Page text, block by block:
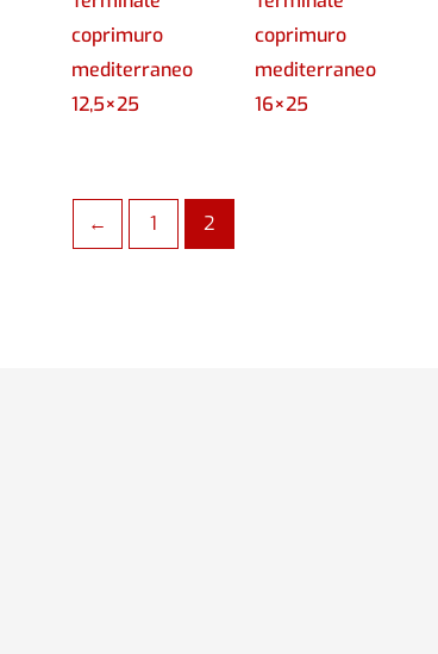
coprimuro
mediterraneo
12,5×25
coprimuro
mediterraneo
16×25
← 1 2